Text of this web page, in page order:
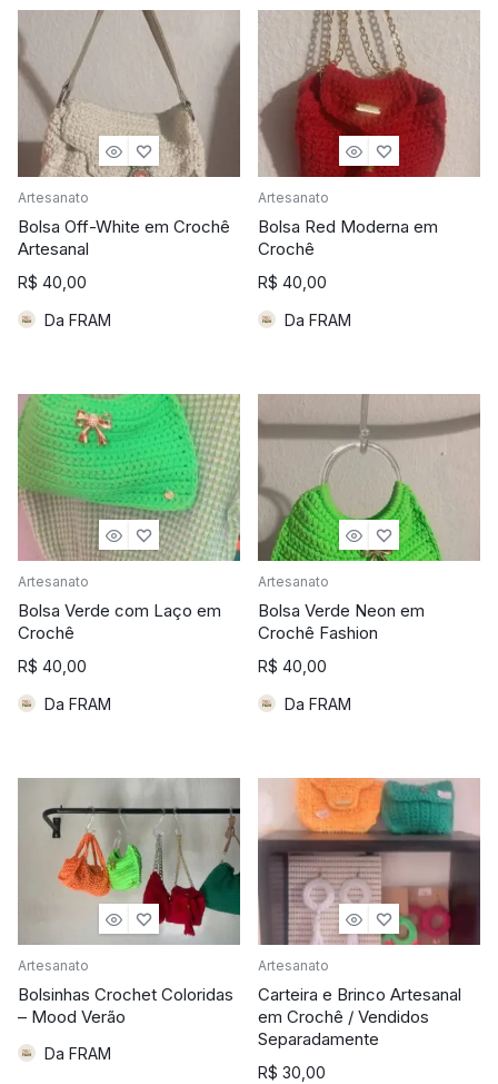
Artesanato
Bolsa Off-White em Crochê
Artesanal
R$ 40,00
Da FRAM
Artesanato
Bolsa Red Moderna em
Crochê
R$ 40,00
Da FRAM
Artesanato
Bolsa Verde com Laço em
Crochê
R$ 40,00
Da FRAM
Artesanato
Bolsa Verde Neon em
Crochê Fashion
R$ 40,00
Da FRAM
Artesanato
Bolsinhas Crochet Coloridas
– Mood Verão
Da FRAM
Artesanato
Carteira e Brinco Artesanal
em Crochê / Vendidos
Separadamente
R$ 30,00